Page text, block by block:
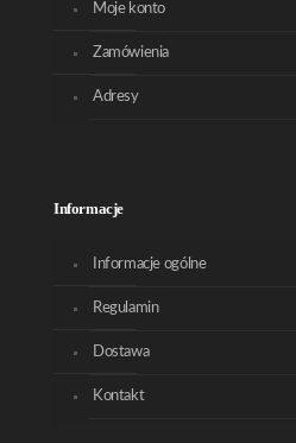
Moje konto
Zamówienia
Adresy
Informacje
Informacje ogólne
Regulamin
Dostawa
Kontakt